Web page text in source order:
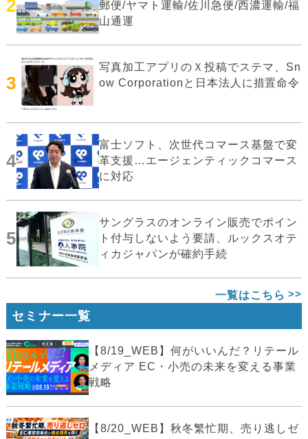
2
郵便/ヤマト運輸/佐川急便/西濃運輸/福
山通運
3
写真加工アプリのＸ投稿でステマ、Sn
ow Corporationと日本法人に措置命令
4
富士ソフト、次世代コマース基盤で変
革支援…エージェンティックコマース
に対応
5
サングラスのオンライン販売でポイン
ト付与しないよう要請、ルックスオテ
ィカジャパンが確約手続
一覧はこちら
セミナー一覧
【8/19_WEB】何がいいんだ？リテール
メディア EC・小売の未来を変える事業
戦略
【8/20_WEB】秋冬繁忙期、売り逃しゼ